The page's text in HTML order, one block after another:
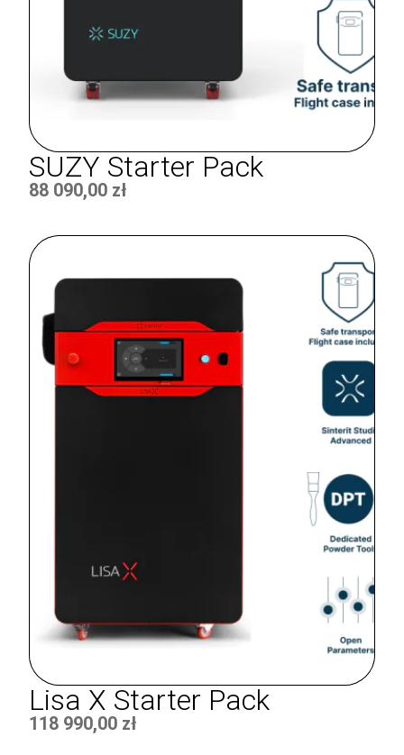
SUZY Starter Pack
88 090,00 zł
Lisa X Starter Pack
118 990,00 zł